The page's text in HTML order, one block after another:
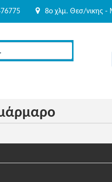
8o χλμ. Θεσ/νικης -